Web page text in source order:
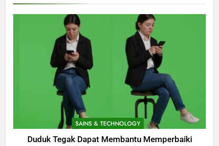
SAINS & TECHNOLOGY
Duduk Tegak Dapat Membantu Memperbaiki